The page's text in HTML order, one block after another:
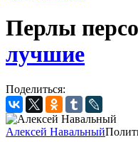
Перлы
лучшие
Поделиться:
Алексей Навальный